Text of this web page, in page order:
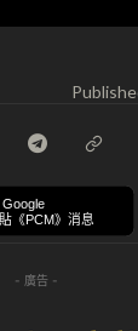
Google
《PCM》消息
- 廣告 -